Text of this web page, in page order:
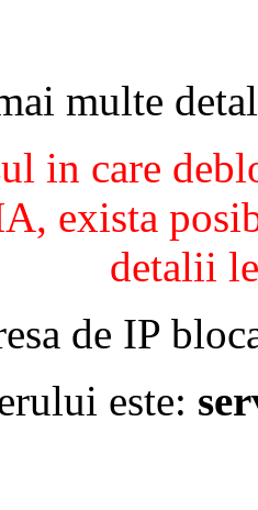
multe
in care
exista
detalii
de IP
este: